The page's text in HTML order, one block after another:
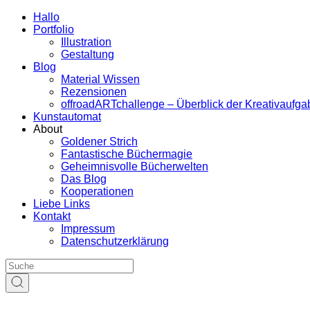
Hallo
Portfolio
Illustration
Gestaltung
Blog
Material Wissen
Rezensionen
offroadARTchallenge – Überblick der
Kunstautomat
About
Goldener Strich
Fantastische Büchermagie
Geheimnisvolle Bücherwelten
Das Blog
Kooperationen
Liebe Links
Kontakt
Impressum
Datenschutzerklärung